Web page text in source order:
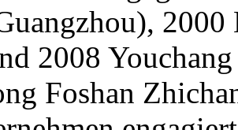
2008
Foshan